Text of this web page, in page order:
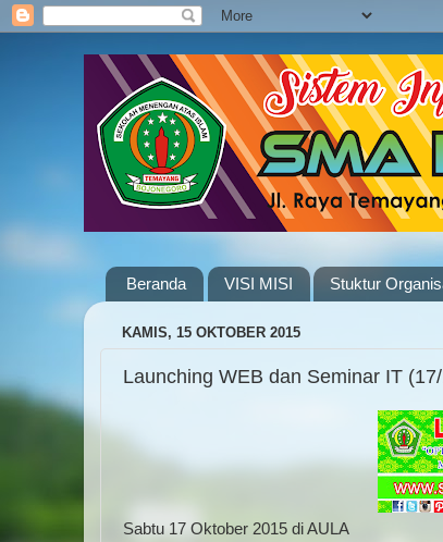
Beranda VISI MISI Stuktur
KAMIS, 15 OKTOBER 2015
Launching WEB dan Seminar IT
Sabtu 17 Oktober 2015 di AULA